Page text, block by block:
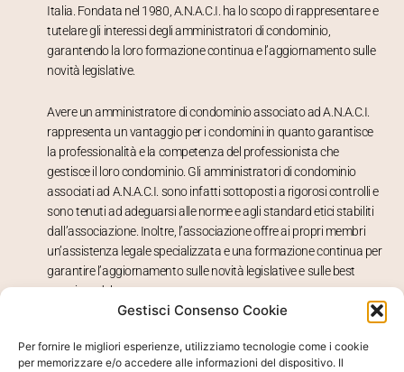
Gestisci Consenso Cookie
Per fornire le migliori esperienze, utilizziamo tecnologie come i cookie
per memorizzare e/o accedere alle informazioni del dispositivo. Il
Italia. Fondata nel 1980, A.N.A.C.I. ha lo scopo di rappresentare e
tutelare gli interessi degli amministratori di condominio,
garantendo la loro formazione continua e l’aggiornamento sulle
novità legislative.
Avere un amministratore di condominio associato ad A.N.A.C.I.
rappresenta un vantaggio per i condomini in quanto garantisce
la professionalità e la competenza del professionista che
gestisce il loro condominio. Gli amministratori di condominio
associati ad A.N.A.C.I. sono infatti sottoposti a rigorosi controlli e
sono tenuti ad adeguarsi alle norme e agli standard etici stabiliti
dall’associazione. Inoltre, l’associazione offre ai propri membri
un’assistenza legale specializzata e una formazione continua per
garantire l’aggiornamento sulle novità legislative e sulle best
practices del settore.
significa avere un professionista altamente qualificato e